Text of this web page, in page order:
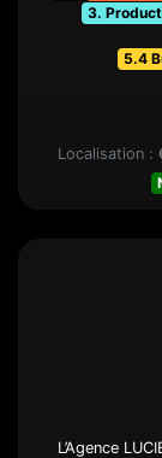
3.
5.4
Localisation :
L’Agence